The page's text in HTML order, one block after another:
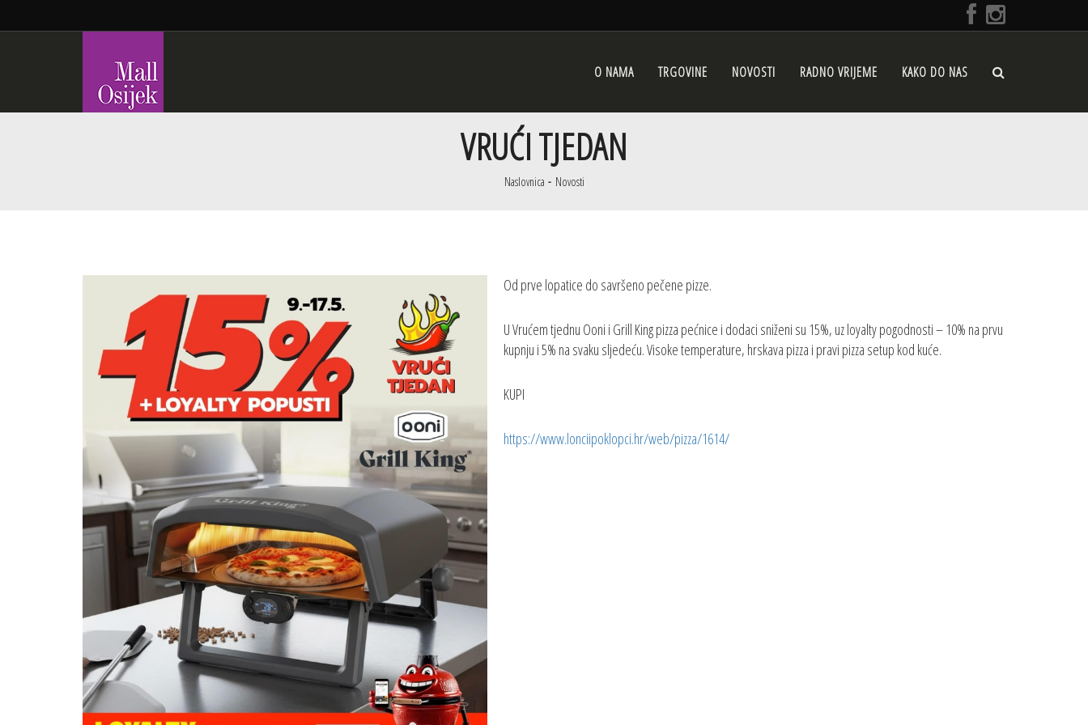
O NAMA TRGOVINE NOVOSTI RADNO VRIJEME KAKO DO NAS
VRUĆI TJEDAN
Naslovnica Novosti
Od prve lopatice do savršeno pečene pizze.
U Vrućem tjednu Ooni i Grill King pizza pećnice i dodaci sniženi su 15%, uz loyalty pogodnosti – 10% na prvu
kupnju i 5% na svaku sljedeću. Visoke temperature, hrskava pizza i pravi pizza setup kod kuće.
KUPI
https://www.lonciipoklopci.hr/web/pizza/1614/